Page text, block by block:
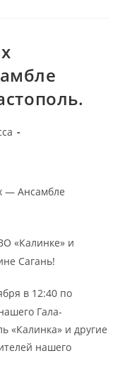
— Ансамбле
«Калинке» и
Сагань!
в 12:40 по
Гала-
«Калинка» и другие
нашего